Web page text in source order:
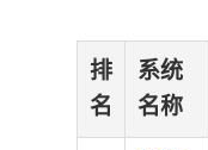
排
名
系统
名称